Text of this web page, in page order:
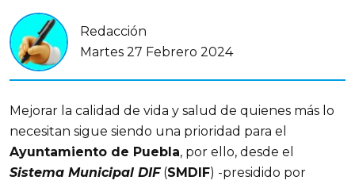
Redacción
Martes 27 Febrero 2024
Mejorar la calidad de vida y salud de quienes más lo
necesitan sigue siendo una prioridad para el
Ayuntamiento de Puebla, por ello, desde el
Sistema Municipal DIF(SMDIF) -presidido por